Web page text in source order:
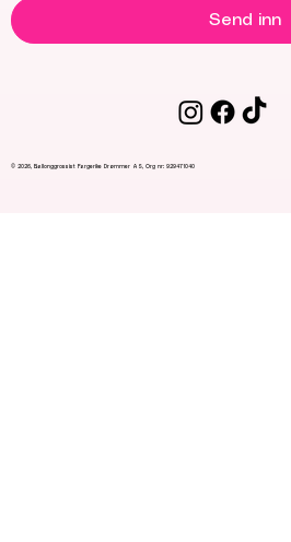
Send inn
© 2026, Ballonggrossist Fargerike Drømmer AS, Org nr: 929471040